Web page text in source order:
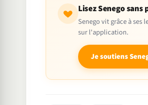
Lisez Senego
Senego vit grâce à
sur l'application.
Je soutiens